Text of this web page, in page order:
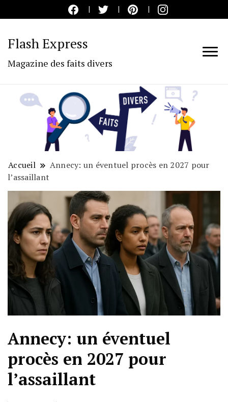
Flash Express
Magazine des faits divers
Accueil
Annecy: un éventuel procès en 2027 pour
l’assaillant
Annecy: un éventuel
procès en 2027 pour
l’assaillant